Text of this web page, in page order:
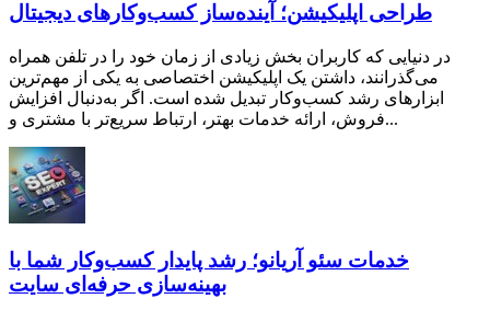
طراحی اپلیکیشن؛ آینده‌ساز کسب‌وکارهای دیجیتال
در دنیایی که کاربران بخش زیادی از زمان خود را در تلفن همراه
می‌گذرانند، داشتن یک اپلیکیشن اختصاصی به یکی از مهم‌ترین
ابزارهای رشد کسب‌وکار تبدیل شده است. اگر به‌دنبال افزایش
فروش، ارائه خدمات بهتر، ارتباط سریع‌تر با مشتری و...
خدمات سئو آریانو؛ رشد پایدار کسب‌وکار شما با
بهینه‌سازی حرفه‌ای سایت